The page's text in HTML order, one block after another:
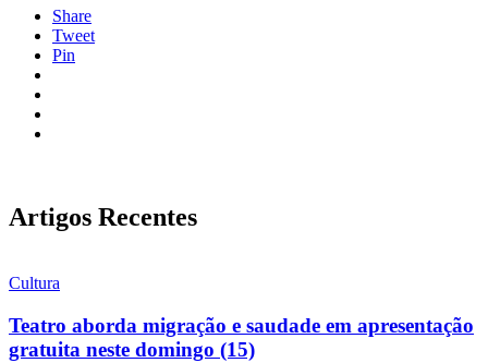
Share
Tweet
Pin
Artigos Recentes
Cultura
Teatro aborda migração e saudade em apresentação
gratuita neste domingo (15)